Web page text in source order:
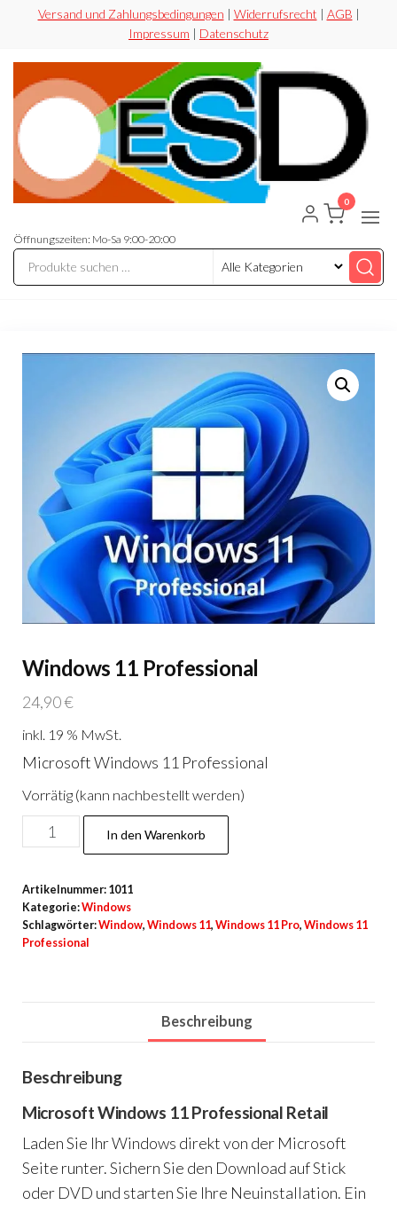
springen
Versand und Zahlungsbedingungen | Widerrufsrecht | AGB |
Impressum | Datenschutz
Handel
Preiswert
Öffnungszeiten: Mo-Sa 9:00-20:00
0
Windows 11 Professional
24,90€
inkl. 19 % MwSt.
Microsoft Windows 11 Professional
Vorrätig (kann nachbestellt werden)
Windows
11
Menge
In den Warenkorb
Artikelnummer: 1011
Kategorie:Windows
Schlagwörter:Window, Windows 11, Windows 11 Pro, Windows 11
Professional
Beschreibung
Beschreibung
Microsoft Windows 11 Professional Retail
Laden Sie Ihr Windows direkt von der Microsoft
Seite runter. Sichern Sie den Download auf Stick
oder DVD und starten Sie Ihre Neuinstallation. Ein